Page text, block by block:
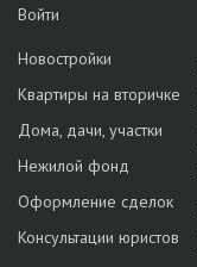
Войти
Новостройки
Квартиры на вторичке
Дома, дачи, участки
Нежилой фонд
Оформление сделок
Консультации юристов